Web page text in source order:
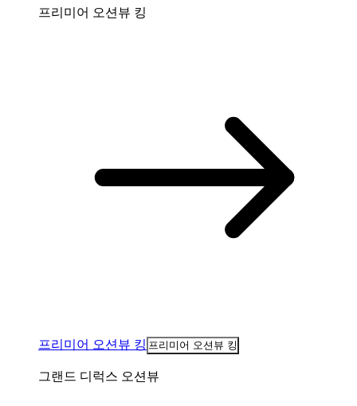
프리미어 오션뷰 킹
프리미어 오션뷰 킹 프리미어 오션뷰 킹
그랜드 디럭스 오션뷰